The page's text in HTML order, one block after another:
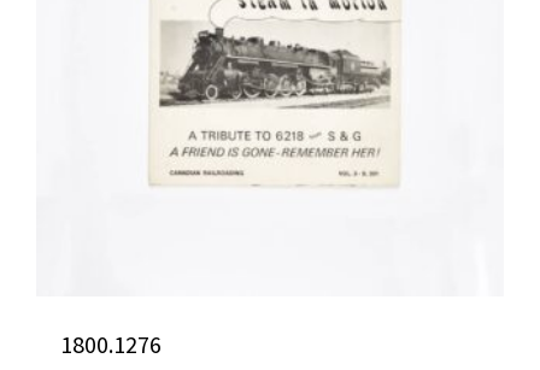
1800.1276